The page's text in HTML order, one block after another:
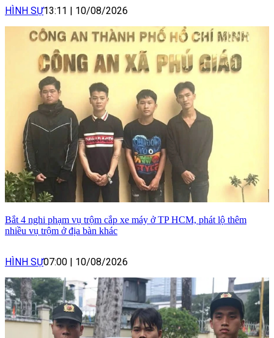
HÌNH SỰ13:11 10/08/2026
Bắt 4 nghi phạm vụ trộm cắp xe máy ở TP HCM, phát lộ thêm
nhiều vụ trộm ở địa bàn khác
HÌNH SỰ07:00 10/08/2026